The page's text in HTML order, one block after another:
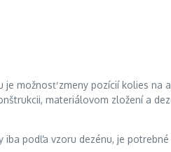
možnosť zmeny pozícií kolies na
materiálovom zložení a
podľa vzoru dezénu, je